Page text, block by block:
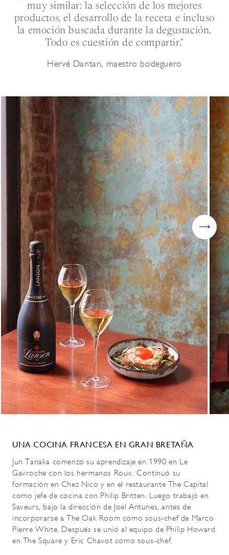
muy similar: la selección de los mejores
productos, el desarrollo de la receta e incluso
la emoción buscada durante la degustación.
Todo es cuestión de compartir."
Hervé Dantan, maestro bodeguero
UNA COCINA FRANCESA EN GRAN BRETAÑA
Jun Tanaka comenzó su aprendizaje en 1990 en Le
Gavroche con los hermanos Roux. Continuó su
formación en Chez Nico y en el restaurante The Capital
como jefe de cocina con Philip Britten. Luego trabajó en
Saveurs, bajo la dirección de Joel Antunes, antes de
incorporarse a The Oak Room como sous-chef de Marco
Pierre White. Después se unió al equipo de Philip Howard
en The Square y Eric Chavot como sous-chef.